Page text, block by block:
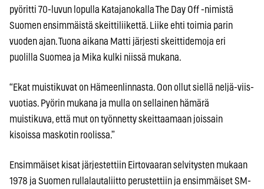
pyöritti 70-luvun lopulla Katajanokalla The Day Off -nimistä
Suomen ensimmäistä skeittiliikettä. Liike ehti toimia parin
vuoden ajan. Tuona aikana Matti järjesti skeittidemoja eri
puolilla Suomea ja Mika kulki niissä mukana.
“Ekat muistikuvat on Hämeenlinnasta. Oon ollut siellä neljä-viis-
vuotias. Pyörin mukana ja mulla on sellainen hämärä
muistikuva, että mut on työnnetty skeittaamaan joissain
kisoissa maskotin roolissa.”
Ensimmäiset kisat järjestettiin Eirtovaaran selvitysten mukaan
1978 ja Suomen rullalautaliitto perustettiin ja ensimmäiset SM-